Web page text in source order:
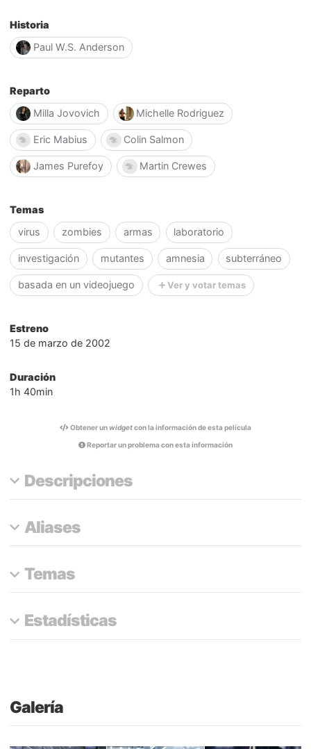
Historia
Paul W.S. Anderson
Reparto
Milla Jovovich
Michelle Rodriguez
Eric Mabius Colin Salmon
James Purefoy Martin Crewes
Temas
virus
zombies armas laboratorio
investigación mutantes amnesia subterráneo
basada en un videojuego Ver y votar temas
Estreno
15 de marzo de 2002
Duración
1h 40min
Obtener unwidgetcon la información de esta película
Reportar un problema con esta información
Descripciones
Aliases
Temas
Estadísticas
Galería